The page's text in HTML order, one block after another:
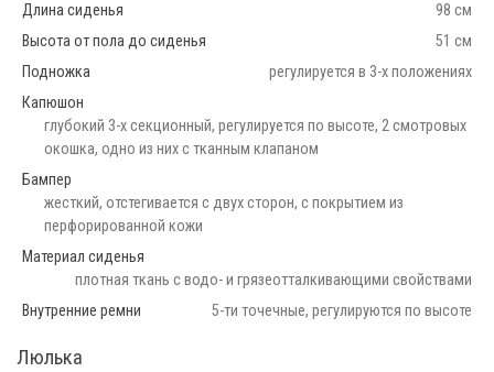
Длина сиденья
98 см
Высота от пола до сиденья
51 см
Подножка
регулируется в 3-х положениях
Капюшон
глубокий 3-х секционный, регулируется по высоте, 2 смотровых
окошка, одно из них с тканным клапаном
Бампер
жесткий, отстегивается с двух сторон, с покрытием из
перфорированной кожи
Материал сиденья
плотная ткань с водо- и грязеотталкивающими свойствами
Внутренние ремни
5-ти точечные, регулируются по высоте
Люлька